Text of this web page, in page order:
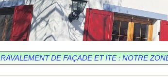
RAVALEMENT DE FAÇADE ET ITE : NOTRE